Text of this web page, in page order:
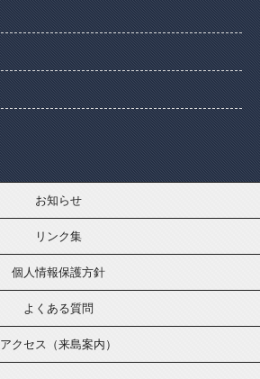
お知らせ
リンク集
個人情報保護方針
よくある質問
アクセス（来島案内）